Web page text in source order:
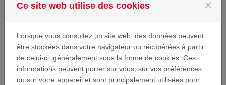
Identification
Se connecter
Ce site web utilise des cookies close
Lorsque vous consultez un site web, des données peuvent
être stockées dans votre navigateur ou récupérées à partir
de celui-ci, généralement sous la forme de cookies. Ces
informations peuvent porter sur vous, sur vos préférences
ou sur votre appareil et sont principalement utilisées pour